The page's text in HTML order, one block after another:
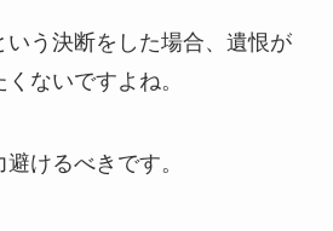
う決断をした場合、遺恨が
ないですよね。
けるべきです。